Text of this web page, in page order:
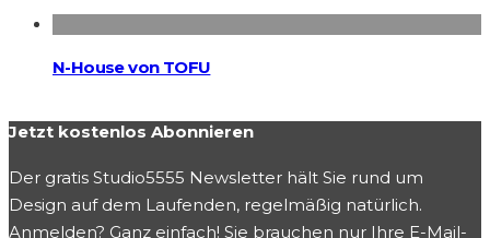
N-House von TOFU
Jetzt kostenlos Abonnieren
Der gratis Studio5555 Newsletter hält Sie rund um
Design auf dem Laufenden, regelmäßig natürlich.
Anmelden? Ganz einfach! Sie brauchen nur Ihre E-Mail-